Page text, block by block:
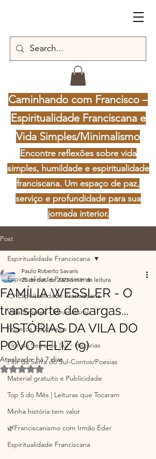
Caminhando com Francisco –
Espiritualidade Franciscana e
Vida Simples/Minimalismo
Encontre reflexões sobre vida
simples, humildade e espiritualidade
franciscana. Um espaço de paz,
serviço e profundidade para sua
jornada interior.
Post
Espiritualidade Franciscana
👉 Espiritualidade Franciscana
Vida Simples - Minimalismo
Projetos Educativos
Flor da Serra do Sul - Histórias
Flor da Serra do Sul-Contos/Poesias
Material gratuito e Publicidade
Top 5 do Mês | Leituras que Tocaram
Minha história tem valor
🌿Franciscanismo com Irmão Éder
Espiritualidade Franciscana
Espiritualidade Franciscana
FAMÍLIA WESSLER - O
transporte de cargas...
HISTÓRIAS DA VILA DO
POVO FELIZ (9)
Paulo Roberto Savaris
25 de out. de 2023 6 min de leitura
Atualizado:há 7 dias
Avaliado com NaN de 5 estrelas.